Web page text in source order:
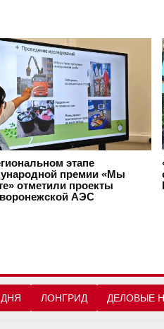
этапе
премии «Мы
отметили проекты
АЭС
ЛОНГРИД ДЕЛОВЫЕ